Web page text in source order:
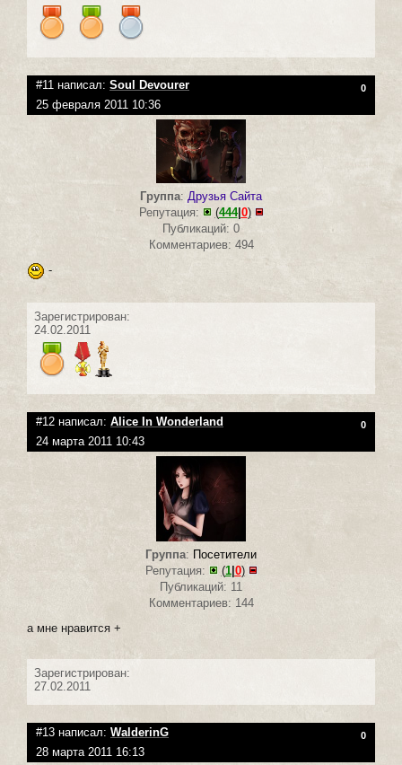
#11 написал: Soul Devourer 0
25 февраля 2011 10:36
Группа: Друзья Сайта
Репутация:
(444| 0)
Публикаций: 0
Комментариев: 494
-
Зарегистрирован:
24.02.2011
#12 написал: Alice In Wonderland 0
24 марта 2011 10:43
Группа: Посетители
Репутация:
(1| 0)
Публикаций: 11
Комментариев: 144
а мне нравится +
Зарегистрирован:
27.02.2011
#13 написал: WalderinG 0
28 марта 2011 16:13